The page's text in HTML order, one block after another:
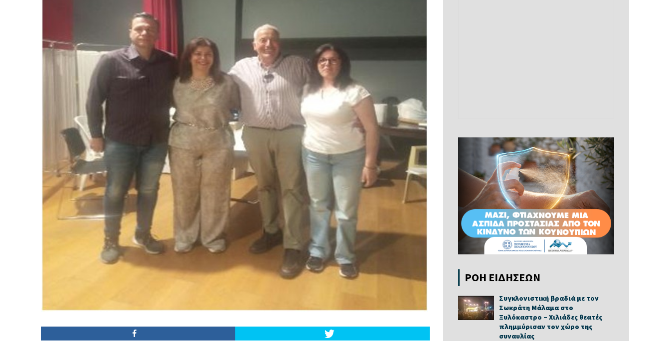
ΡΟΗ ΕΙΔΗΣΕΩΝ
Συγκλονιστική βραδιά με τον
Σωκράτη Μάλαμα στο
Ξυλόκαστρο – Χιλιάδες θεατές
πλημμύρισαν τον χώρο της
συναυλίας